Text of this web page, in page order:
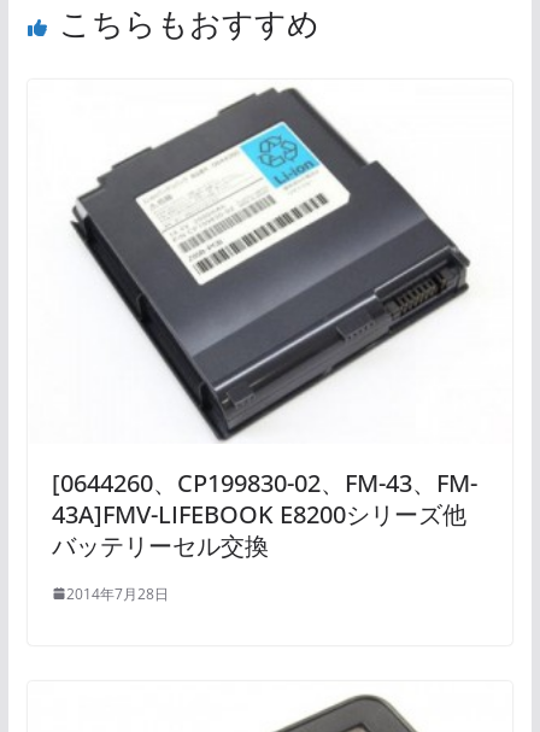
こちらもおすすめ
[0644260、CP199830-02、FM-43、FM-
43A]FMV-LIFEBOOK E8200シリーズ他
バッテリーセル交換
2014年7月28日